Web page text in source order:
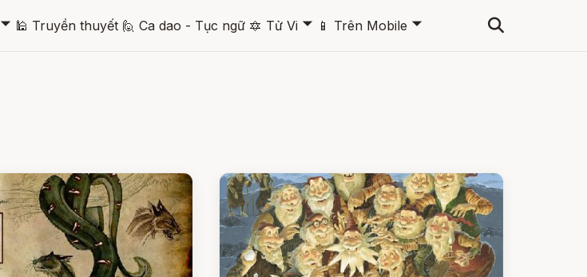
🞃 🕌 Truyền thuyết 🙋 Ca dao - Tục ngữ 🔯 Tử Vi 🞃 📱 Trên Mobile 🞃